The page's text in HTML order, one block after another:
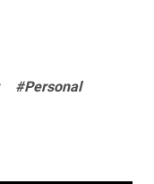
#Personal